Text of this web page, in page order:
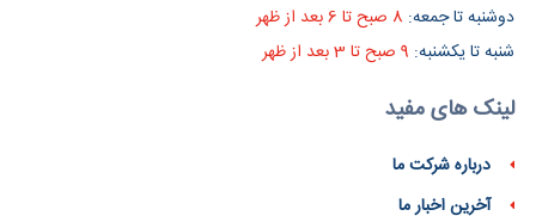
دوشنبه تا جمعه:
شنبه تا یکشنبه:
لینک های مفید
درباره شرکت ما
آخرین اخبار ما